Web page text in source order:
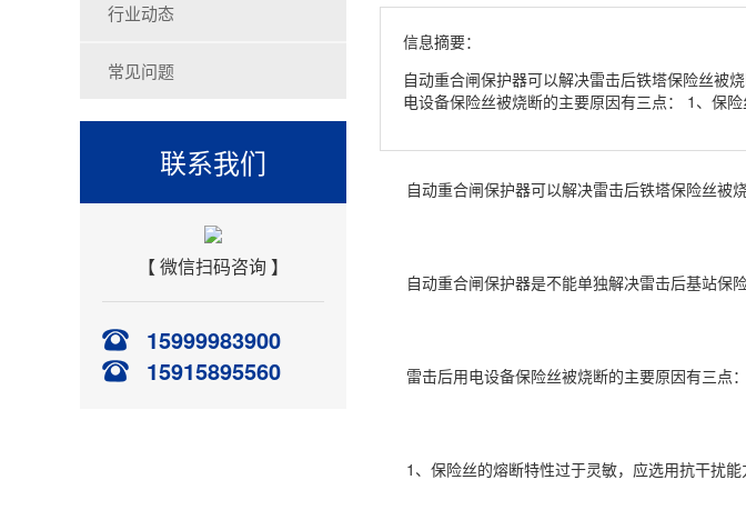
行业动态
常见问题
联系我们
【 微信扫码咨询 】
15999983900
15915895560
信息摘要：
自动重合闸保护器可以解决雷击后铁塔保险丝被
电设备保险丝被烧断的主要原因有三点： 1、保
自动重合闸保护器可以解决雷击后铁塔保险丝被烧
自动重合闸保护器是不能单独解决雷击后基站保险
雷击后用电设备保险丝被烧断的主要原因有三点：
1、保险丝的熔断特性过于灵敏，应选用抗干扰能